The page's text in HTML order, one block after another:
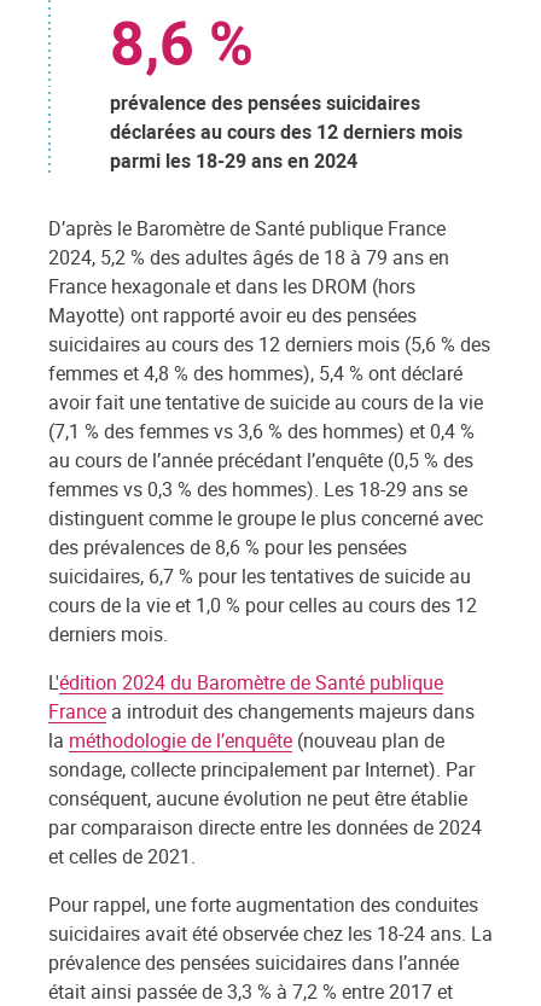
8,6 %
prévalence des pensées suicidaires
déclarées au cours des 12 derniers mois
parmi les 18-29 ans en 2024
D’après le Baromètre de Santé publique France
2024, 5,2 % des adultes âgés de 18 à 79 ans en
France hexagonale et dans les DROM (hors
Mayotte) ont rapporté avoir eu des pensées
suicidaires au cours des 12 derniers mois (5,6 % des
femmes et 4,8 % des hommes), 5,4 % ont déclaré
avoir fait une tentative de suicide au cours de la vie
(7,1 % des femmes vs 3,6 % des hommes) et 0,4 %
au cours de l’année précédant l’enquête (0,5 % des
femmes vs 0,3 % des hommes). Les 18-29 ans se
distinguent comme le groupe le plus concerné avec
des prévalences de 8,6 % pour les pensées
suicidaires, 6,7 % pour les tentatives de suicide au
cours de la vie et 1,0 % pour celles au cours des 12
derniers mois.
L'édition 2024 du Baromètre de Santé publique
France a introduit des changements majeurs dans
la méthodologie de l’enquête (nouveau plan de
sondage, collecte principalement par Internet). Par
conséquent, aucune évolution ne peut être établie
par comparaison directe entre les données de 2024
et celles de 2021.
Pour rappel, une forte augmentation des conduites
suicidaires avait été observée chez les 18-24 ans. La
prévalence des pensées suicidaires dans l’année
était ainsi passée de 3,3 % à 7,2 % entre 2017 et